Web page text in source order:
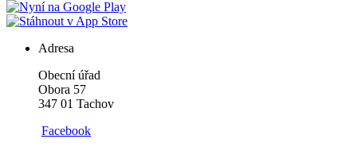
Adresa
Obecní úřad
Obora 57
347 01 Tachov
Facebook